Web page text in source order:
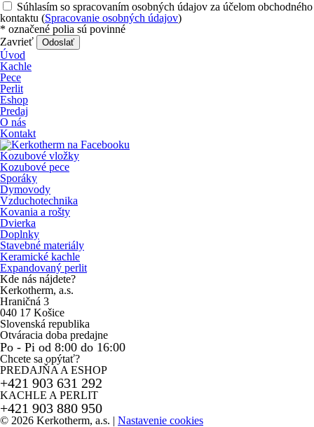
Súhlasím so spracovaním osobných údajov za účelom obchodného
kontaktu (Spracovanie osobných údajov)
* označené polia sú povinné
Zavrieť
Odoslať
Úvod
Kachle
Pece
Perlit
Eshop
Predaj
O nás
Kontakt
Kozubové vložky
Kozubové pece
Sporáky
Dymovody
Vzduchotechnika
Kovania a rošty
Dvierka
Doplnky
Stavebné materiály
Keramické kachle
Expandovaný perlit
Kde nás nájdete?
Kerkotherm, a.s.
Hraničná 3
040 17 Košice
Slovenská republika
Otváracia doba predajne
Po - Pi od 8:00 do 16:00
Chcete sa opýtať?
PREDAJŇA A ESHOP
+421 903 631 292
KACHLE A PERLIT
+421 903 880 950
© 2026 Kerkotherm, a.s. | Nastavenie cookies